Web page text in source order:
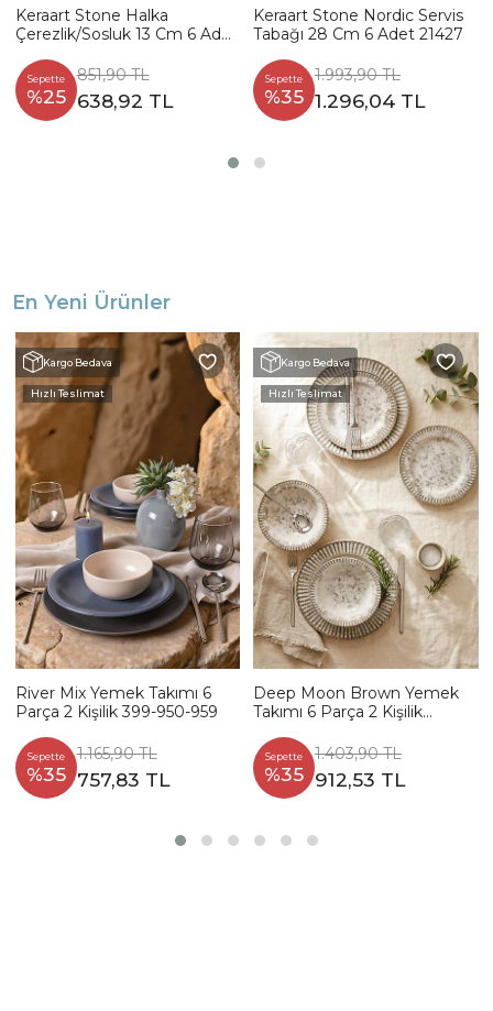
Keraart Stone Halka
Çerezlik/Sosluk 13 Cm 6 Adet
Sepette
%25
851,90 TL
638,92 TL
Keraart Stone Nordic Servis
Tabağı 28 Cm 6 Adet 21427
Sepette
%35
1.993,90 TL
1.296,04 TL
En Yeni Ürünler
Kargo Bedava
Hızlı Teslimat
River Mix Yemek Takımı 6
Parça 2 Kişilik 399-950-959
Sepette
%35
1.165,90 TL
757,83 TL
Kargo Bedava
Hızlı Teslimat
Deep Moon Brown Yemek
Takımı 6 Parça 2 Kişilik
Sepette
%35
1.403,90 TL
912,53 TL